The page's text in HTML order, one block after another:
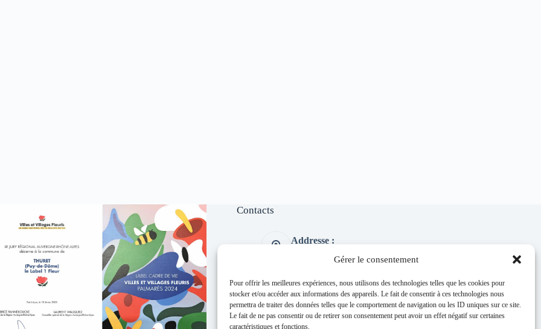
Gérer le consentement
Pour offrir les meilleures expériences, nous utilisons des technologies telles que les cookies pour
stocker et/ou accéder aux informations des appareils. Le fait de consentir à ces technologies nous
permettra de traiter des données telles que le comportement de navigation ou les ID uniques sur ce site.
Le fait de ne pas consentir ou de retirer son consentement peut avoir un effet négatif sur certaines
caractéristiques et fonctions.
Contacts
Addresse :
04 73 97 91 58
E-mail :
mairie@thuret.fr
Permanences :